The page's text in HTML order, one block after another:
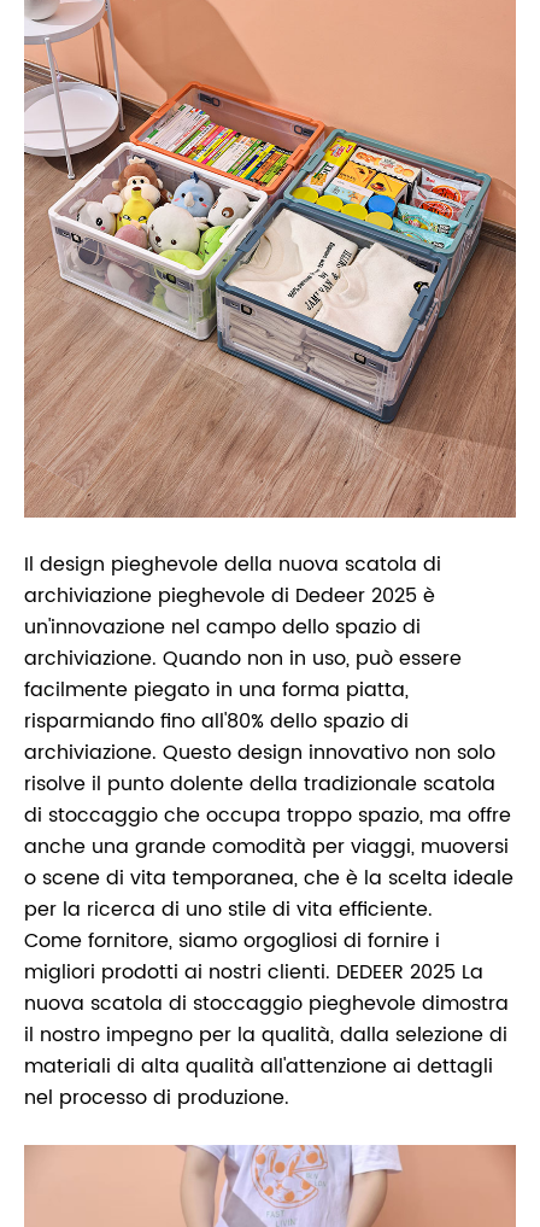
Il design pieghevole della nuova scatola di
archiviazione pieghevole di Dedeer 2025 è
un'innovazione nel campo dello spazio di
archiviazione. Quando non in uso, può essere
facilmente piegato in una forma piatta,
risparmiando fino all'80% dello spazio di
archiviazione. Questo design innovativo non solo
risolve il punto dolente della tradizionale scatola
di stoccaggio che occupa troppo spazio, ma offre
anche una grande comodità per viaggi, muoversi
o scene di vita temporanea, che è la scelta ideale
per la ricerca di uno stile di vita efficiente.
Come fornitore, siamo orgogliosi di fornire i
migliori prodotti ai nostri clienti. DEDEER 2025 La
nuova scatola di stoccaggio pieghevole dimostra
il nostro impegno per la qualità, dalla selezione di
materiali di alta qualità all'attenzione ai dettagli
nel processo di produzione.